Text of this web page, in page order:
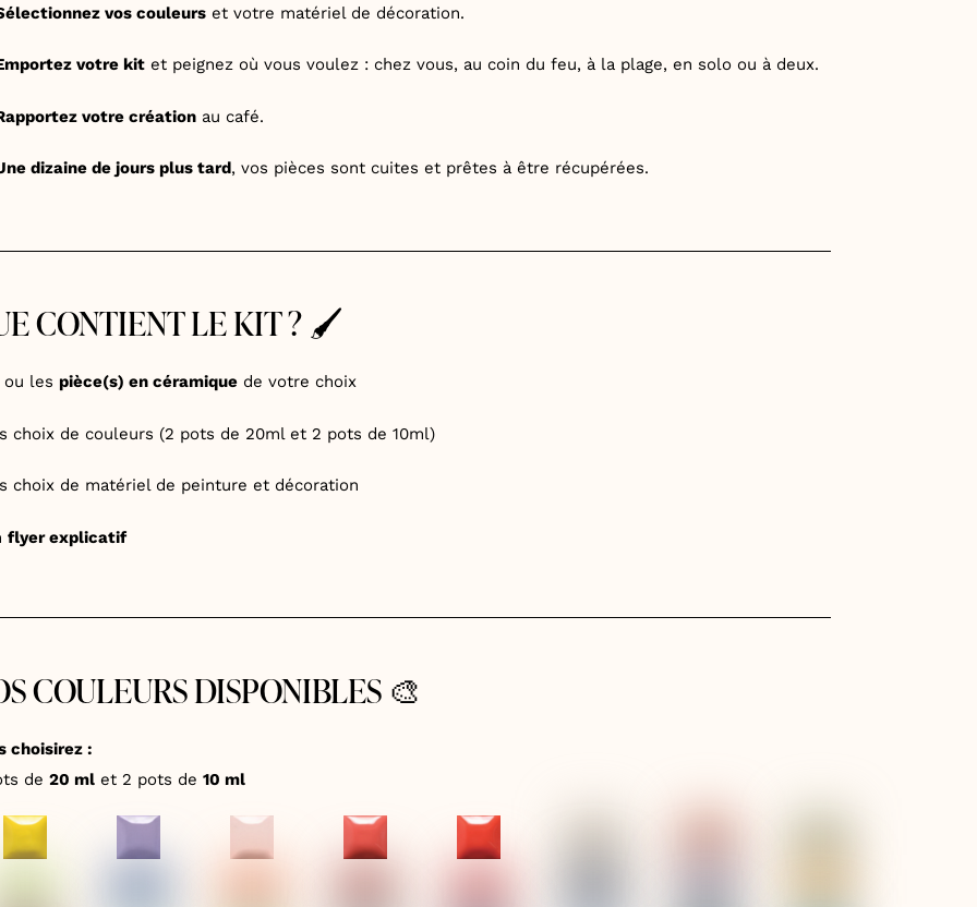
vos couleurset votre matériel de décoration.
votre kitet peignez où vous voulez : chez vous, au coin du feu, à la plage, en solo ou à deux.
votre créationau café.
dizaine de jours plus tard, vos pièces sont cuites et prêtes à être récupérées.
CONTIENT LE KIT ? 🖌️
ou les pièce(s) en céramiquede votre choix
choix de couleurs (2 pots de 20ml et 2 pots de 10ml)
choix de matériel de peinture et décoration
flyer explicatif
COULEURS DISPONIBLES 🎨
choisirez :
de 20 mlet 2 pots de 10 ml